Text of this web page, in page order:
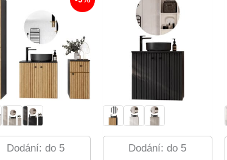
Dodání: do 5
Dodání: do 5